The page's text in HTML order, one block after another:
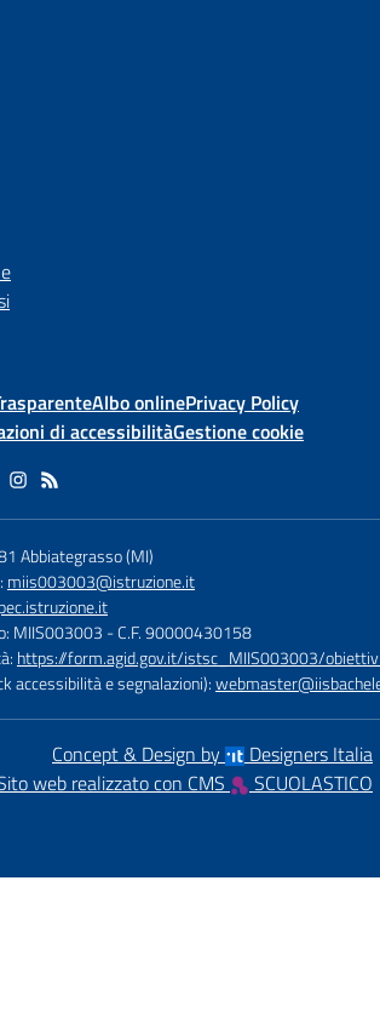
Albo onlinePrivacy Policy
di accessibilitàGestione cookie
Abbiategrasso (MI)
miis003003@istruzione.it
MIIS003003 - C.F. 90000430158
https://form.agid.gov.it/istsc_MIIS003003/
accessibilità e segnalazioni):
Concept & Design by
Designers Italia
web realizzato con CMS
SCUOLASTICO